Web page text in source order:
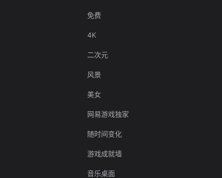
免费
4K
二次元
风景
美女
网易游戏独家
随时间变化
游戏成就墙
音乐桌面